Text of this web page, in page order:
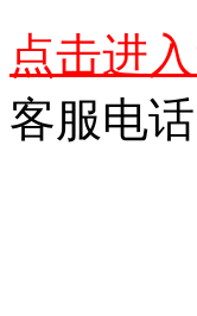
点击进
客服电